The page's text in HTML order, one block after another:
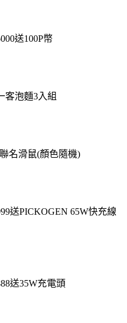
送100P幣
客泡麵3入組
名滑鼠(顏色隨機)
送PICKOGEN 65W快充線
送35W充電頭